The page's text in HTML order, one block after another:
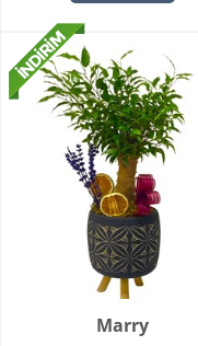
Marry